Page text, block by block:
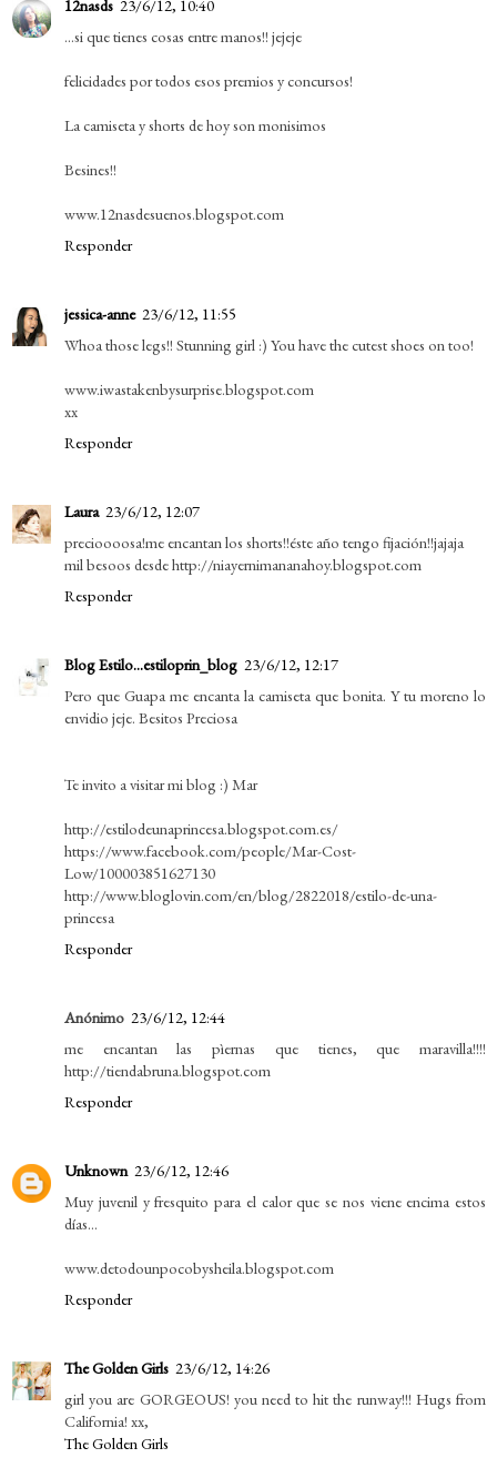
12nasds 23/6/12, 10:40
...si que tienes cosas entre manos!! jejeje
felicidades por todos esos premios y concursos!
La camiseta y shorts de hoy son monisimos
Besines!!
www.12nasdesuenos.blogspot.com
Responder
jessica-anne 23/6/12, 11:55
Whoa those legs!! Stunning girl :) You have the cutest shoes on too!
www.iwastakenbysurprise.blogspot.com
xx
Responder
Laura 23/6/12, 12:07
precioooosa!me encantan los shorts!!éste año tengo fijación!!jajaja
mil besoos desde http://niayernimananahoy.blogspot.com
Responder
Blog Estilo...estiloprin_blog 23/6/12, 12:17
Pero que Guapa me encanta la camiseta que bonita. Y tu moreno lo
envidio jeje. Besitos Preciosa
Te invito a visitar mi blog :) Mar
http://estilodeunaprincesa.blogspot.com.es/
https://www.facebook.com/people/Mar-Cost-
Low/100003851627130
http://www.bloglovin.com/en/blog/2822018/estilo-de-una-
princesa
Responder
Anónimo 23/6/12, 12:44
me encantan las pìernas que tienes, que maravilla!!!!
http://tiendabruna.blogspot.com
Responder
Unknown 23/6/12, 12:46
Muy juvenil y fresquito para el calor que se nos viene encima estos
días...
www.detodounpocobysheila.blogspot.com
Responder
The Golden Girls 23/6/12, 14:26
girl you are GORGEOUS! you need to hit the runway!!! Hugs from
California! xx,
The Golden Girls